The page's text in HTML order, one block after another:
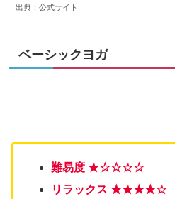
出典：公式サイト
ベーシックヨガ
難易度 ★☆☆☆☆
リラックス ★★★★☆